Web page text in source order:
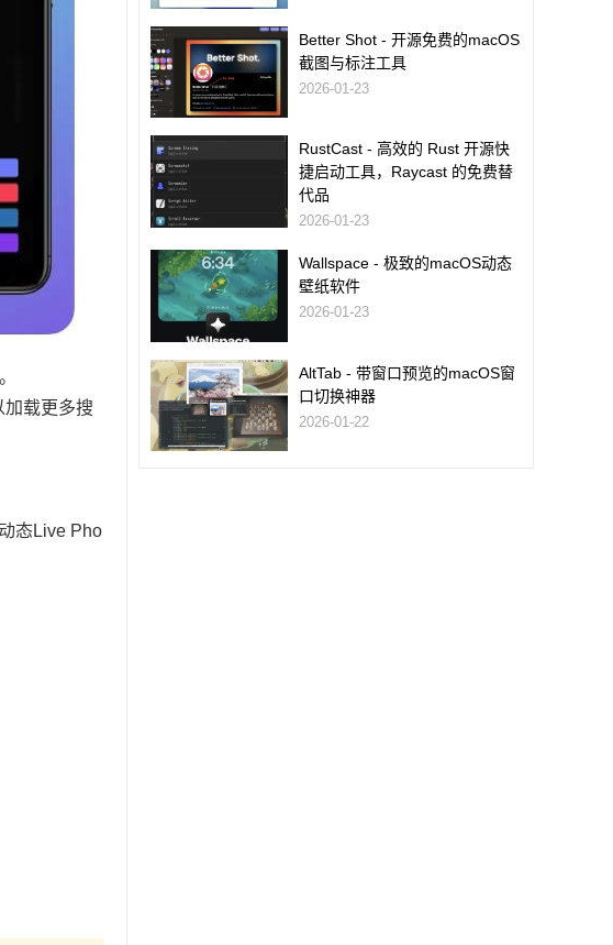
载更多搜
态Live Pho
Better Shot - 开源免费的macOS
截图与标注工具
2026-01-23
RustCast - 高效的 Rust 开源快
捷启动工具，Raycast 的免费替
代品
2026-01-23
Wallspace - 极致的macOS动态
壁纸软件
2026-01-23
AltTab - 带窗口预览的macOS窗
口切换神器
2026-01-22